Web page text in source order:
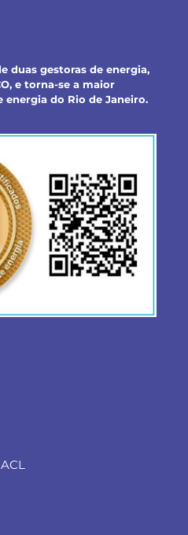
duas gestoras de energia,
e torna-se a maior
do Rio de Janeiro.